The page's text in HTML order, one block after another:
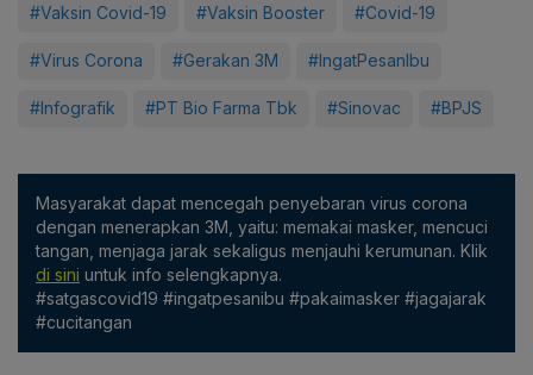
#Vaksin Covid-19 #Vaksin Booster #Covid-19
#Virus Corona #Gerakan 3M #IngatPesanIbu
#Infografik #PT Bio Farma Tbk #Sinovac #BPJS
Masyarakat dapat mencegah penyebaran virus corona
dengan menerapkan 3M, yaitu: memakai masker, mencuci
tangan, menjaga jarak sekaligus menjauhi kerumunan. Klik
di sini untuk info selengkapnya.
#satgascovid19 #ingatpesanibu #pakaimasker #jagajarak
#cucitangan